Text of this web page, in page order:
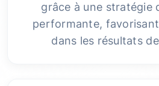
grâce à une stratégie
performante,
dans les résultats